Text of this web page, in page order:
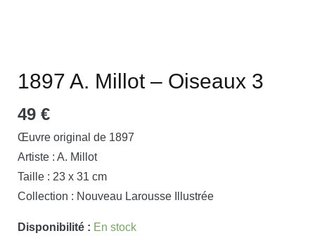
1897 A. Millot – Oiseaux 3
49 €
Œuvre original de 1897
Artiste : A. Millot
Taille : 23 x 31 cm
Collection : Nouveau Larousse Illustrée
Disponibilité : En stock